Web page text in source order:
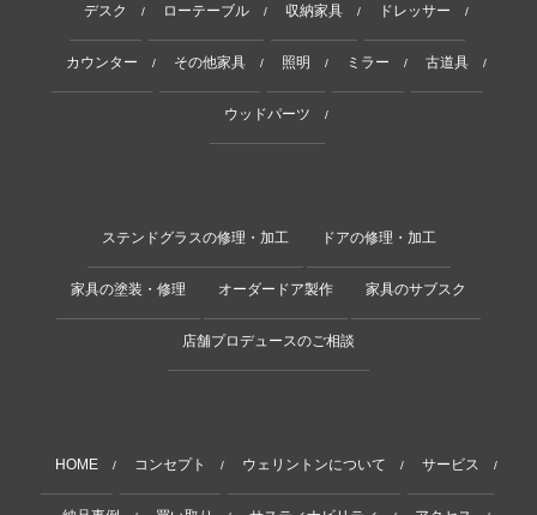
デスク / ローテーブル / 収納家具 / ドレッサー /
カウンター / その他家具 / 照明 / ミラー / 古道具 /
ウッドパーツ /
ステンドグラスの修理・加工 ドアの修理・加工
家具の塗装・修理 オーダードア製作 家具のサブスク
店舗プロデュースのご相談
HOME / コンセプト / ウェリントンについて / サービス /